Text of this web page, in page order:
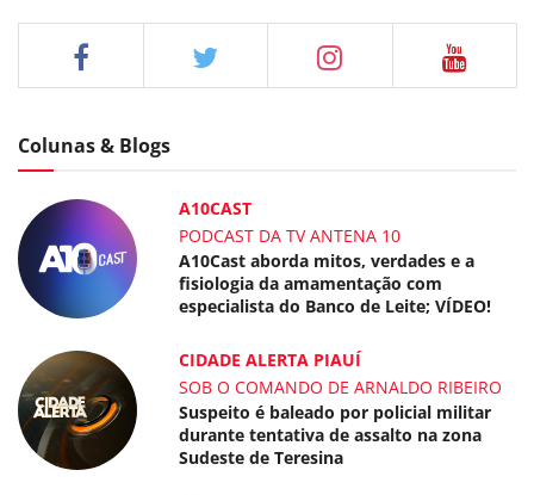
Colunas & Blogs
A10CAST
PODCAST DA TV ANTENA 10
A10Cast aborda mitos, verdades e a
fisiologia da amamentação com
especialista do Banco de Leite; VÍDEO!
CIDADE ALERTA PIAUÍ
SOB O COMANDO DE ARNALDO RIBEIRO
Suspeito é baleado por policial militar
durante tentativa de assalto na zona
Sudeste de Teresina